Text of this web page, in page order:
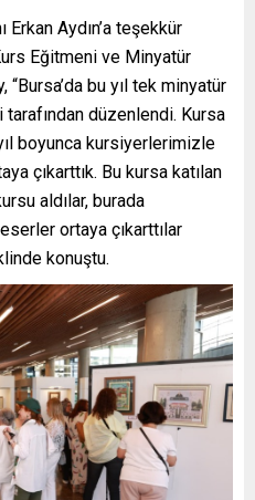
Aydın’a teşekkür
Eğitmeni ve Minyatür
bu yıl tek minyatür
düzenlendi. Kursa
boyunca kursiyerlerimizle
çıkarttık. Bu kursa katılan
aldılar, burada
ortaya çıkarttılar
konuştu.